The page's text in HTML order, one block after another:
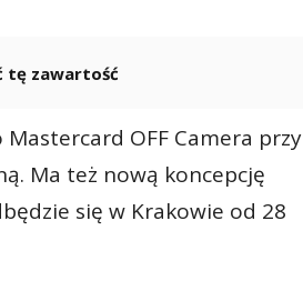
tę zawartość
OFF Camera przy
Ma też nową koncepcję
się w Krakowie od 28